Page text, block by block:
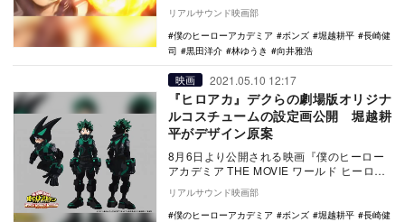
カデミア』より、第96話の先行カットが公
開された。…
リアルサウンド映画部
僕のヒーローアカデミア
ボンズ 堀越耕平
長崎健
司
黒田洋介 林ゆうき 向井雅浩
映画 2021.05.10 12:17
『ヒロアカ』デクらの劇場版オリジナ
ルコスチュームの設定画公開 堀越耕
平がデザイン原案
8月6日より公開される映画『僕のヒーロー
アカデミア THE MOVIE ワールド ヒーロー
ズ ミッション』より、原作者の堀越耕平…
リアルサウンド映画部
僕のヒーローアカデミア
ボンズ 堀越耕平
長崎健